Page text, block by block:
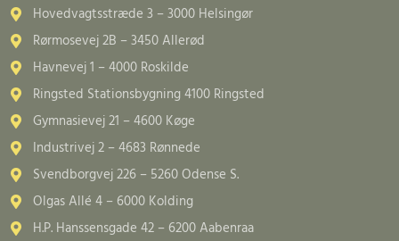
Hovedvagtsstræde 3 – 3000 Helsingør
Rørmosevej 2B – 3450 Allerød
Havnevej 1 – 4000 Roskilde
Ringsted Stationsbygning 4100 Ringsted
Gymnasievej 21 – 4600 Køge
Industrivej 2 – 4683 Rønnede
Svendborgvej 226 – 5260 Odense S.
Olgas Allé 4 – 6000 Kolding
H.P. Hanssensgade 42 – 6200 Aabenraa